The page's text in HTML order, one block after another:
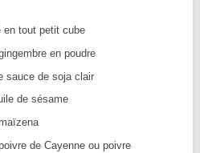
en tout petit cube
en poudre
sauce de soja clair
de sésame
de Cayenne ou poivre